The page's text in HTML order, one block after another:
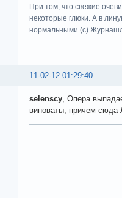
При том, что свежие
некоторые глюки. А в
нормальными (c)
11-02-12 01:29:40
selenscy, Опера
виноваты, причем сюда